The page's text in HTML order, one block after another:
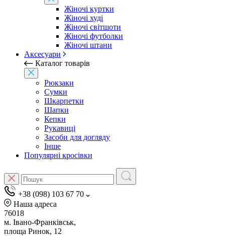
Жіночі куртки
Жіночі худі
Жіночі світшоти
Жіночі футболки
Жіночі штани
Аксесуари
Каталог товарів
Рюкзаки
Сумки
Шкарпетки
Шапки
Кепки
Рукавиці
Засоби для догляду
Інше
Популярні кросівки
+38 (098) 103 67 70
Наша адреса
76018
м. Івано-Франківськ,
площа Ринок, 12